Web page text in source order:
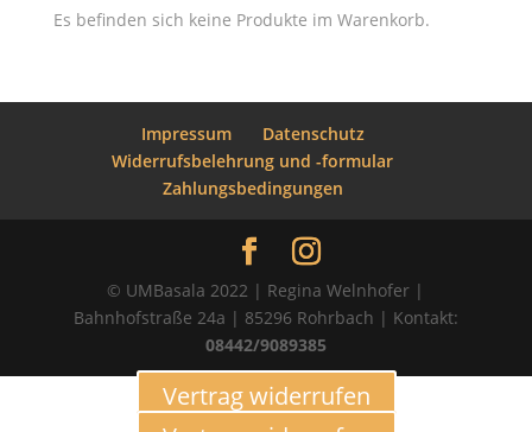
Es befinden sich keine Produkte im Warenkorb.
Impressum
Datenschutz
Widerrufsbelehrung und -formular
Zahlungsbedingungen
© UMBasala 2022 | Regina Welnhofer |
Bahnhofstraße 24a | 85296 Rohrbach | Kontakt:
08442/9089385
Vertrag widerrufen